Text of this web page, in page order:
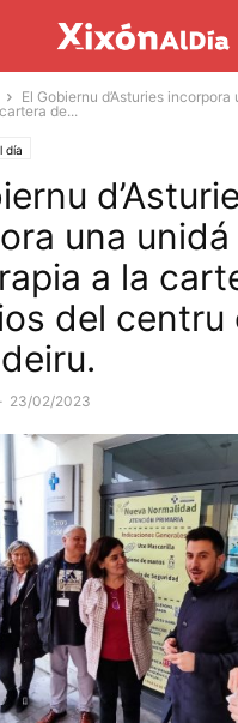
El Gobiernu d’Asturies
de...
día
una unidá
a la
del centru
23/02/2023